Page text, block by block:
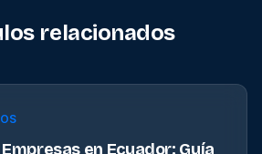
relacionados
en Ecuador: Guía